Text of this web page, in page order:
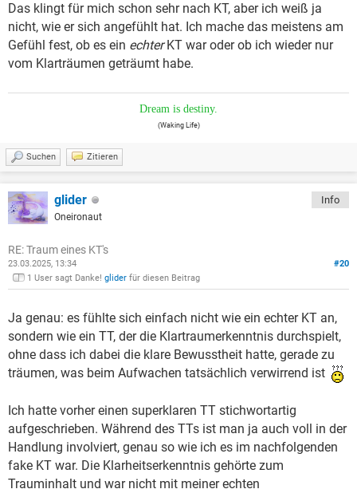
Das klingt für mich schon sehr nach KT, aber ich weiß ja
nicht, wie er sich angefühlt hat. Ich mache das meistens am
Gefühl fest, ob es ein echterKT war oder ob ich wieder nur
vom Klarträumen geträumt habe.
Dream is destiny.
(Waking Life)
Suchen Zitieren
glider
Oneironaut
Info
RE: Traum eines KT's
#20
23.03.2025, 13:34
1 User sagt Danke! glider für diesen Beitrag
Ja genau: es fühlte sich einfach nicht wie ein echter KT an,
sondern wie ein TT, der die Klartraumerkenntnis durchspielt,
ohne dass ich dabei die klare Bewusstheit hatte, gerade zu
träumen, was beim Aufwachen tatsächlich verwirrend ist
Ich hatte vorher einen superklaren TT stichwortartig
aufgeschrieben. Während des TTs ist man ja auch voll in der
Handlung involviert, genau so wie ich es im nachfolgenden
fake KT war. Die Klarheitserkenntnis gehörte zum
Trauminhalt und war nicht mit meiner echten